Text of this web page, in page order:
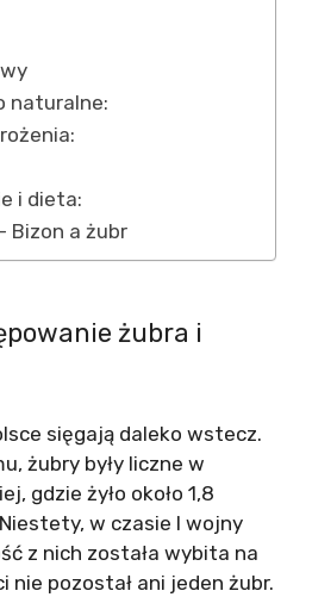
naturalne:
i dieta:
Bizon a żubr
żubra i
sięgają daleko wstecz.
żubry były liczne w
gdzie żyło około 1,8
w czasie I wojny
z nich została wybita na
nie pozostał ani jeden żubr.